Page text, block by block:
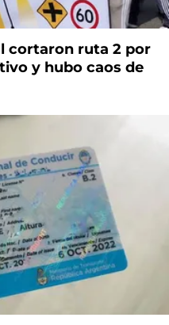
cortaron ruta 2 por
y hubo caos de